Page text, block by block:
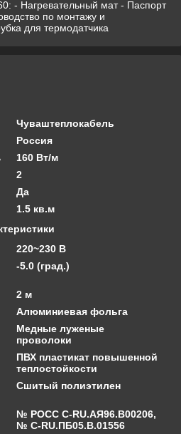
- Нагревательный мат - Паспорт
по монтажу и
для термодатчика
Чуваштеплокабель
Россия
160 Вт/м
2
Да
1.5 кв.м
220~230 В
-5.0 (град.)
2 м
Алюминиевая фольга
Медные луженые
проволоки
ПВХ пластикат повышенной
теплостойкости
Сшитый полиэтилен
№ РОСС C-RU.АЯ96.В00206,
№ С-RU.ПБ05.В.01556